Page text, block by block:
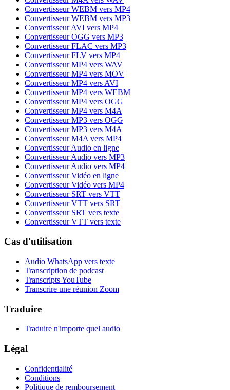
Convertisseur WEBM vers MP4
Convertisseur WEBM vers MP3
Convertisseur AVI vers MP4
Convertisseur OGG vers MP3
Convertisseur FLAC vers MP3
Convertisseur FLV vers MP4
Convertisseur MP4 vers WAV
Convertisseur MP4 vers MOV
Convertisseur MP4 vers AVI
Convertisseur MP4 vers WEBM
Convertisseur MP4 vers OGG
Convertisseur MP4 vers M4A
Convertisseur MP3 vers OGG
Convertisseur MP3 vers M4A
Convertisseur M4A vers MP4
Convertisseur Audio en ligne
Convertisseur Audio vers MP3
Convertisseur Audio vers MP4
Convertisseur Vidéo en ligne
Convertisseur Vidéo vers MP4
Convertisseur SRT vers VTT
Convertisseur VTT vers SRT
Convertisseur SRT vers texte
Convertisseur VTT vers texte
Cas d'utilisation
Audio WhatsApp vers texte
Transcription de podcast
Transcripts YouTube
Transcrire une réunion Zoom
Traduire
Traduire n'importe quel audio
Légal
Confidentialité
Conditions
Politique de remboursement